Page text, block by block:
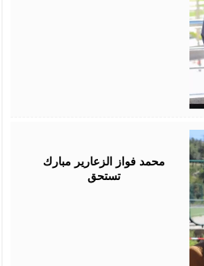
محمد فواز الزعارير مبارك
تستحق